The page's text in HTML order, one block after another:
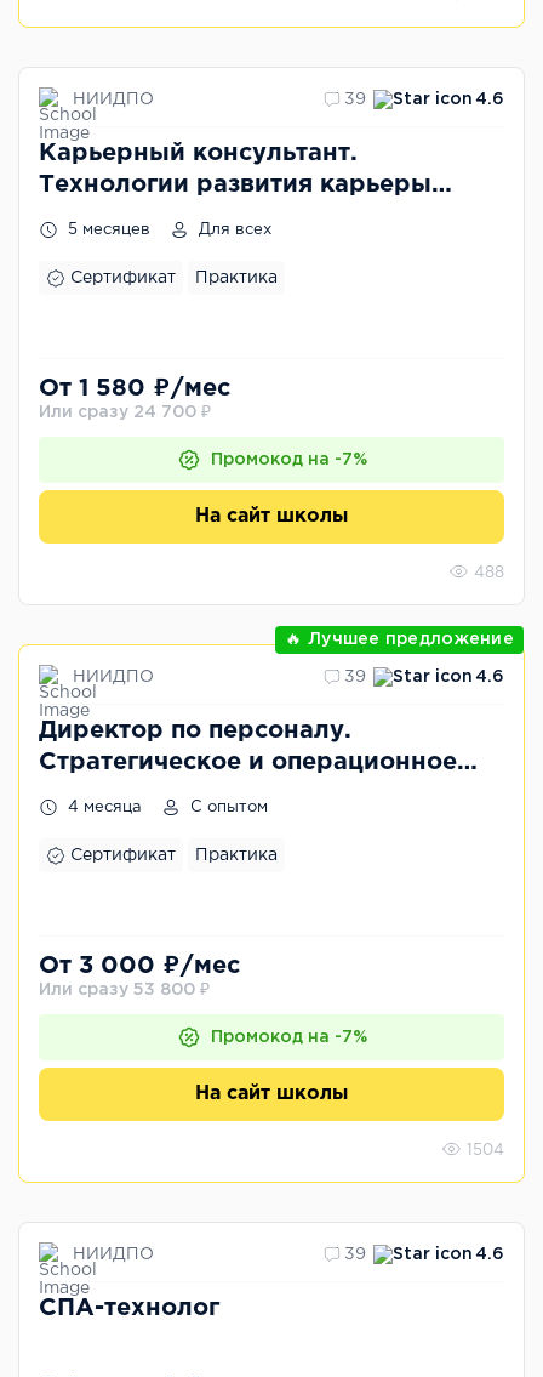
НИИДПО 39 4.6
Карьерный консультант.
Технологии развития карьеры
5 месяцев Для всех
Сертификат Практика
От 1 580 ₽/мес
Или сразу 24 700 ₽
Промокод на -7%
На сайт школы
488
🔥 Лучшее предложение
НИИДПО 39 4.6
Директор по персоналу.
Стратегическое и операционное
4 месяца С опытом
Сертификат Практика
От 3 000 ₽/мес
Или сразу 53 800 ₽
Промокод на -7%
На сайт школы
1504
НИИДПО 39 4.6
СПА-технолог